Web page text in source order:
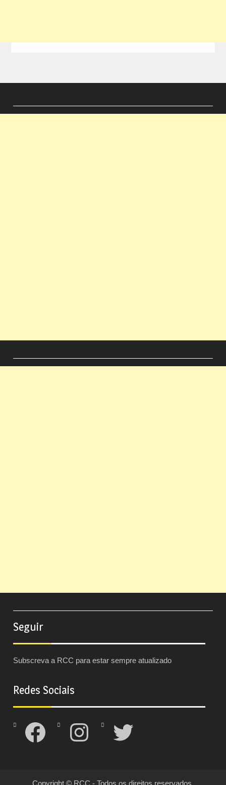
Seguir
Subscreva a RCC para estar sempre atualizado
Redes Sociais
Facebook Instagram Twitter
Copyright © RCC - Todos os direitos reservados.